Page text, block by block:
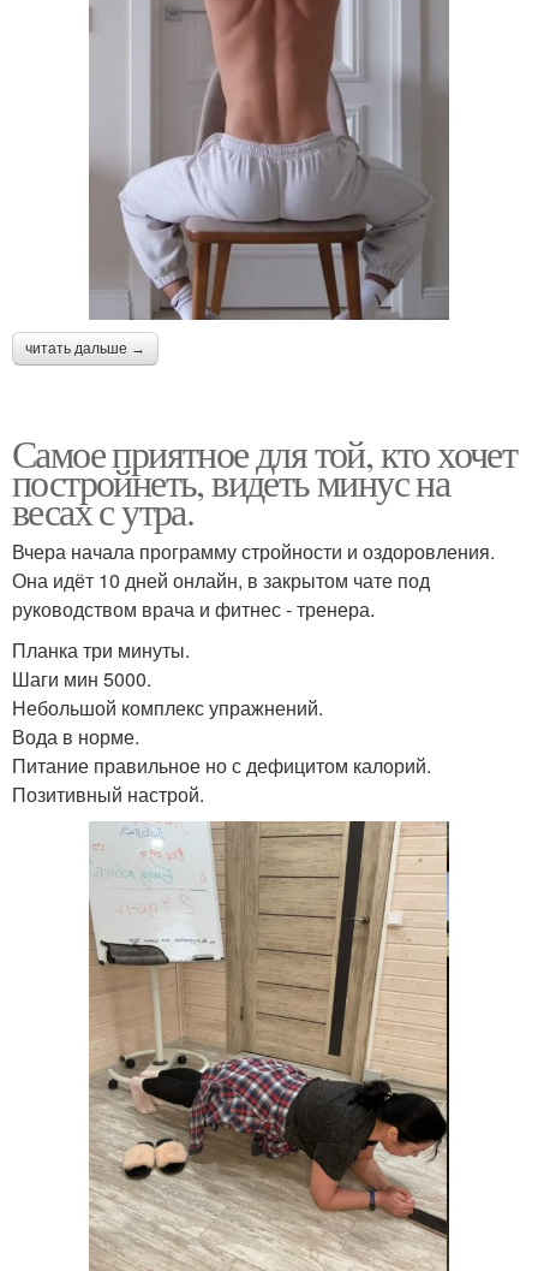
читать дальше →
Самое приятное для той, кто хочет
постройнеть, видеть минус на
весах с утра.
Вчера начала программу стройности и оздоровления.
Она идёт 10 дней онлайн, в закрытом чате под
руководством врача и фитнес - тренера.
Планка три минуты.
Шаги мин 5000.
Небольшой комплекс упражнений.
Вода в норме.
Питание правильное но с дефицитом калорий.
Позитивный настрой.